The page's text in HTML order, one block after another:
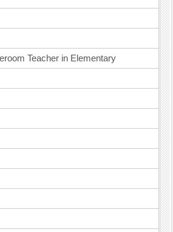
Teacher in Elementary